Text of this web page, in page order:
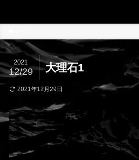
大理石1
2021
12/29
2021年12月29日